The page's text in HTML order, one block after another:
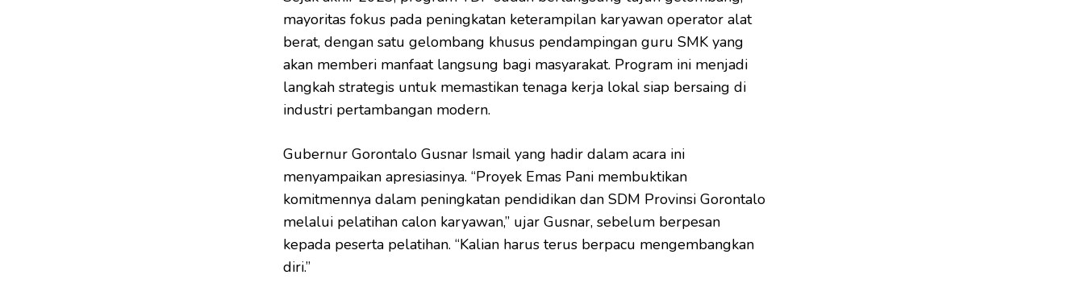
mayoritas fokus pada peningkatan keterampilan karyawan operator alat
berat, dengan satu gelombang khusus pendampingan guru SMK yang
akan memberi manfaat langsung bagi masyarakat. Program ini menjadi
langkah strategis untuk memastikan tenaga kerja lokal siap bersaing di
industri pertambangan modern.
Gubernur Gorontalo Gusnar Ismail yang hadir dalam acara ini
menyampaikan apresiasinya. “Proyek Emas Pani membuktikan
komitmennya dalam peningkatan pendidikan dan SDM Provinsi Gorontalo
melalui pelatihan calon karyawan,” ujar Gusnar, sebelum berpesan
kepada peserta pelatihan. “Kalian harus terus berpacu mengembangkan
diri.”